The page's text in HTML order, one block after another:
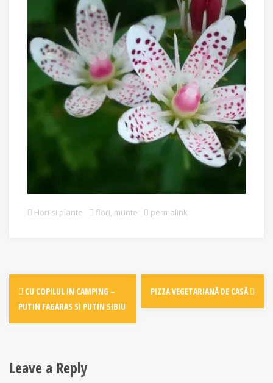
Flori si plante flori, munte permalink
Post
navigation
CU COPILUL IN CAMPING –
PUTIN FAGARAS SI PUTIN SIBIU
PIZZA VEGETARIANĂ DE CASĂ
Leave a Reply